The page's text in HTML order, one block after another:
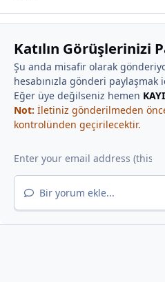
Katılın Görüşlerinizi
Şu anda misafir olarak
hesabınızla gönderi paylaşmak
Eğer üye değilseniz hemen
Not: İletiniz gönderilmeden
kontrolünden geçirilecektir.
Bir yorum ekle...